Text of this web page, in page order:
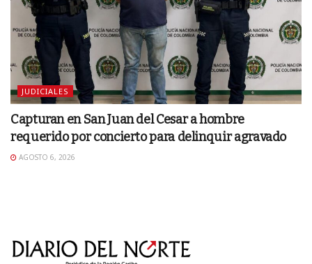
JUDICIALES
Capturan en San Juan del Cesar a hombre
requerido por concierto para delinquir agravado
AGOSTO 6, 2026